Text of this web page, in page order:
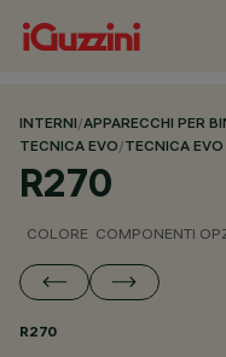
INTERNI/APPARECCHI PER
TECNICA EVO/TECNICA
R270
COLORE COMPONENTI
R270